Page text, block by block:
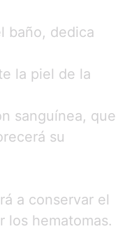
baño, dedica
la piel de la
sanguínea, que
su
a conservar el
los hematomas.